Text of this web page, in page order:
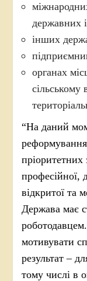
державних
інших
органах
сільському
“На даний
професійної,
відкритої та
Держава має
мотивувати
результат –
тому числі в